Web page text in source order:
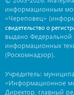
информационным
«Череповец»
свидетельство о
выдано Федеральной
информационных
(Роскомнадзор).
Учредитель:
«Информационное
Директор, главный